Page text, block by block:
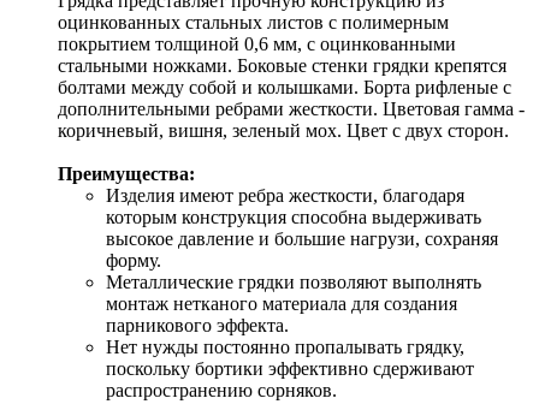
оцинкованных стальных листов с полимерным
покрытием толщиной 0,6 мм, с оцинкованными
стальными ножками. Боковые стенки грядки крепятся
болтами между собой и колышками. Борта рифленые с
дополнительными ребрами жесткости. Цветовая гамма -
коричневый, вишня, зеленый мох. Цвет с двух сторон.
Преимущества:
Изделия имеют ребра жесткости, благодаря
которым конструкция способна выдерживать
высокое давление и большие нагрузи, сохраняя
форму.
Металлические грядки позволяют выполнять
монтаж нетканого материала для создания
парникового эффекта.
Нет нужды постоянно пропалывать грядку,
поскольку бортики эффективно сдерживают
распространению сорняков.